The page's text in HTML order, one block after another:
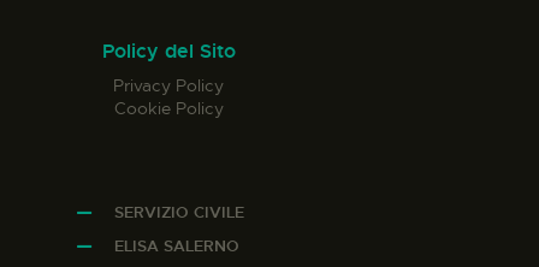
Policy del Sito
Privacy Policy
Cookie Policy
SERVIZIO CIVILE
ELISA SALERNO